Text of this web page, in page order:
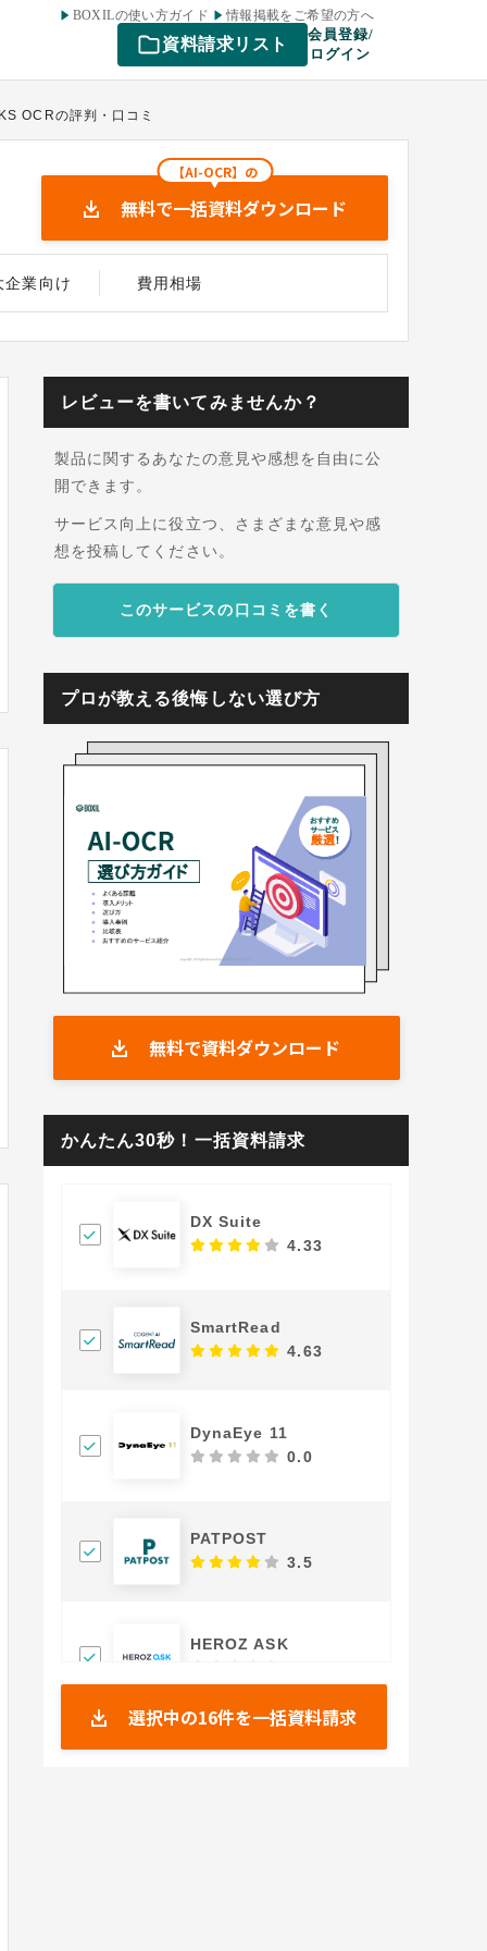
BOXILの使い方ガイド 情報掲載をご希望の方へ
資料請求リスト
会員登録/
ログイン
OCRの評判・口コミ
【AI-OCR】の
無料で一括資料ダウンロード
企業向け 費用相場
(2件)
HEROZ ASK APTOのAI
レビューを書いてみませんか？
製品に関するあなたの意見や感想を自由に公
開できます。
サービス向上に役立つ、さまざまな意見や感
想を投稿してください。
このサービスの口コミを書く
プロが教える後悔しない選び方
無料で資料ダウンロード
かんたん30秒！一括資料請求
DX Suite
4.33
SmartRead
4.63
DynaEye 11
0.0
PATPOST
3.5
HEROZ ASK
APTOのAI Solutions
選択中の16件を一括資料請求